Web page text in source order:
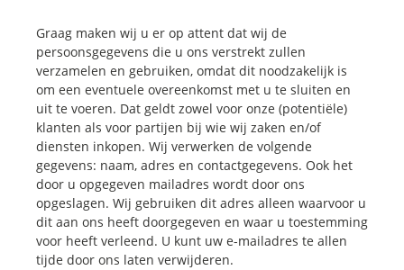
Graag maken wij u er op attent dat wij de
persoonsgegevens die u ons verstrekt zullen
verzamelen en gebruiken, omdat dit noodzakelijk is
om een eventuele overeenkomst met u te sluiten en
uit te voeren. Dat geldt zowel voor onze (potentiële)
klanten als voor partijen bij wie wij zaken en/of
diensten inkopen. Wij verwerken de volgende
gegevens: naam, adres en contactgegevens. Ook het
door u opgegeven mailadres wordt door ons
opgeslagen. Wij gebruiken dit adres alleen waarvoor u
dit aan ons heeft doorgegeven en waar u toestemming
voor heeft verleend. U kunt uw e-mailadres te allen
tijde door ons laten verwijderen.